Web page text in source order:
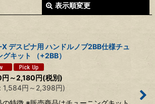
表示順変更
絞り込む
デスピナ用 ハンドルノブ2BB仕様チュ
グキット （+2BB）
円 ～2,180円(税別)
: 1,584円 ～2,398円)